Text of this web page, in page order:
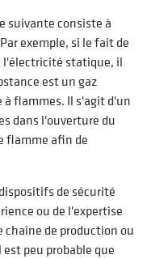
suivante consiste à
exemple, si le fait de
l'électricité statique, il
est un gaz
flammes. Il s'agit d'un
dans l'ouverture du
flamme afin de
de sécurité
ou de l'expertise
chaîne de production ou
peu probable que